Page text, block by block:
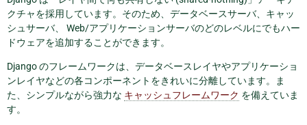
クチャを採用しています。そのため、データベースサーバ、キャッ
シュサーバ、 Web/アプリケーションサーバのどのレベルにでもハー
ドウェアを追加することができます。
Django のフレームワークは、データベースレイヤやアプリケーショ
ンレイヤなどの各コンポーネントをきれいに分離しています。ま
た、シンプルながら強力な キャッシュフレームワーク を備えていま
す。